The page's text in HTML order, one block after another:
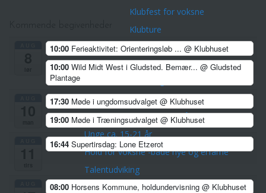
Klubfest for voksne
Klubture
Veteranerne
Børn & Unge
Stifindere 9-11 år
Konkurrenceløbere 12-14 år
Unge ca. 15-21 år
Hold for voksne -både nye og erfarne
Talentudviking
TalentCenter Midt
10:00 Ferieaktivitet: Orienteringsløb ... @ Klubhuset
10:00 Wild Midt West i Gludsted. Bemær... @ Gludsted
Plantage
17:30 Møde i ungdomsudvalget @ Klubhuset
19:00 Møde i Træningsudvalget @ Klubhuset
16:44 Supertirsdag: Lone Etzerot
08:00 Horsens Kommune, holdundervisning @ Klubhuset